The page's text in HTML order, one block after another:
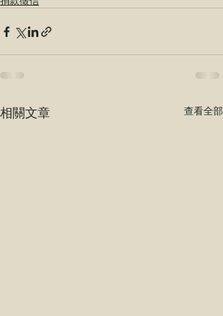
相關文章 查看全部